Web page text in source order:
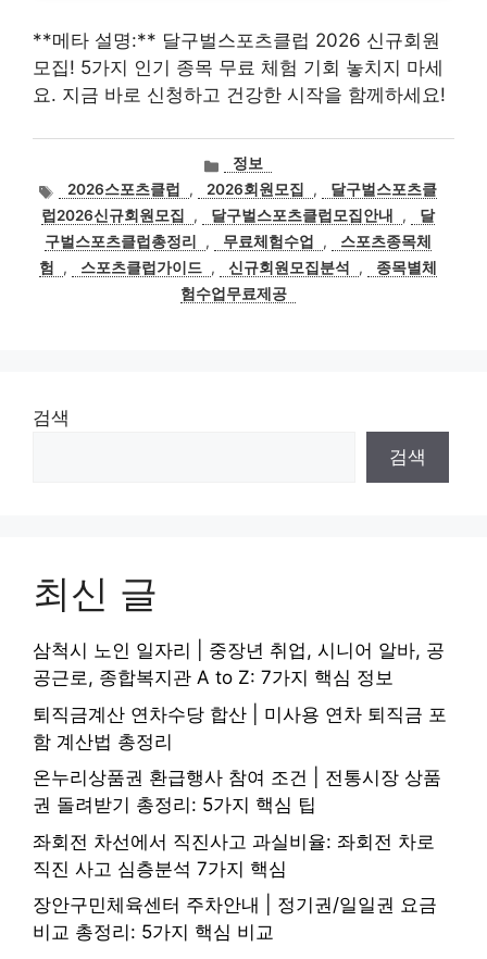
**메타 설명:** 달구벌스포츠클럽 2026 신규회원
모집! 5가지 인기 종목 무료 체험 기회 놓치지 마세
요. 지금 바로 신청하고 건강한 시작을 함께하세요!
카
테
고
리
정보
태
그
2026스포츠클럽 , 2026회원모집 ,
달구벌스포츠클
럽2026신규회원모집
, 달구벌스포츠클럽모집안내 ,
달
구벌스포츠클럽총정리
, 무료체험수업 ,
스포츠종목체
험
, 스포츠클럽가이드 , 신규회원모집분석 ,
종목별체
험수업무료제공
검색
검색
최신 글
삼척시 노인 일자리 | 중장년 취업, 시니어 알바, 공
공근로, 종합복지관 A to Z: 7가지 핵심 정보
퇴직금계산 연차수당 합산 | 미사용 연차 퇴직금 포
함 계산법 총정리
온누리상품권 환급행사 참여 조건 | 전통시장 상품
권 돌려받기 총정리: 5가지 핵심 팁
좌회전 차선에서 직진사고 과실비율: 좌회전 차로
직진 사고 심층분석 7가지 핵심
장안구민체육센터 주차안내 | 정기권/일일권 요금
비교 총정리: 5가지 핵심 비교